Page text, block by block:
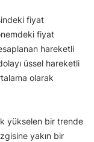
fiyat
fiyat
hareketli
üssel hareketli
olarak
yükselen bir trende
yakın bir